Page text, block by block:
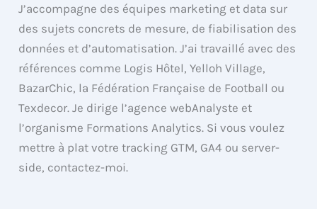
J’accompagne des équipes marketing et data sur
des sujets concrets de mesure, de fiabilisation des
données et d’automatisation. J’ai travaillé avec des
références comme Logis Hôtel, Yelloh Village,
BazarChic, la Fédération Française de Football ou
Texdecor. Je dirige l’agence webAnalyste et
l’organisme Formations Analytics. Si vous voulez
mettre à plat votre tracking GTM, GA4 ou server-
side, contactez-moi.